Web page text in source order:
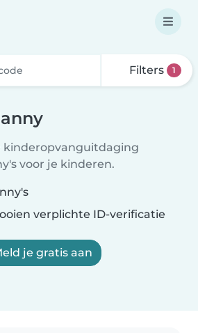
Filters 1
kinderopvanguitdaging
voor je kinderen.
verplichte ID-verificatie
je gratis aan